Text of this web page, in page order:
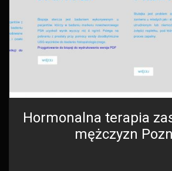
Hormonalna terapia
mężczyzn